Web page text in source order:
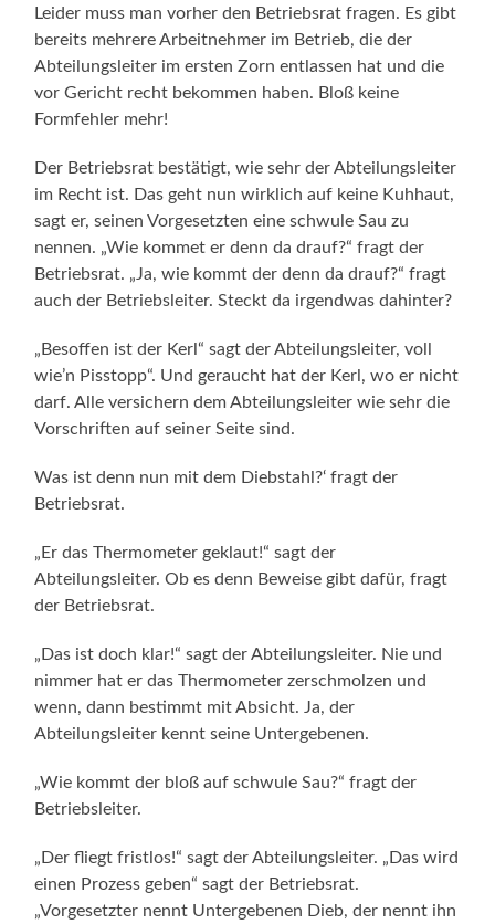
Leider muss man vorher den Betriebsrat fragen. Es gibt
bereits mehrere Arbeitnehmer im Betrieb, die der
Abteilungsleiter im ersten Zorn entlassen hat und die
vor Gericht recht bekommen haben. Bloß keine
Formfehler mehr!
Der Betriebsrat bestätigt, wie sehr der Abteilungsleiter
im Recht ist. Das geht nun wirklich auf keine Kuhhaut,
sagt er, seinen Vorgesetzten eine schwule Sau zu
nennen. „Wie kommet er denn da drauf?“ fragt der
Betriebsrat. „Ja, wie kommt der denn da drauf?“ fragt
auch der Betriebs­leiter. Steckt da irgendwas dahinter?
„Besoffen ist der Kerl“ sagt der Abteilungsleiter, voll
wie’n Pisstopp“. Und geraucht hat der Kerl, wo er nicht
darf. Alle versichern dem Abteilungsleiter wie sehr die
Vorschriften auf seiner Seite sind.
Was ist denn nun mit dem Diebstahl?‘ fragt der
Betriebsrat.
„Er das Thermometer geklaut!“ sagt der
Abteilungsleiter. Ob es denn Beweise gibt dafür, fragt
der Betriebsrat.
„Das ist doch klar!“ sagt der Abteilungsleiter. Nie und
nimmer hat er das Thermometer zerschmolzen und
wenn, dann bestimmt mit Absicht. Ja, der
Abteilungsleiter kennt seine Untergebenen.
„Wie kommt der bloß auf schwule Sau?“ fragt der
Betriebsleiter.
„Der fliegt fristlos!“ sagt der Abteilungsleiter. „Das wird
einen Prozess geben“ sagt der Betriebsrat.
„Vorgesetzter nennt Untergebenen Dieb, der nennt ihn